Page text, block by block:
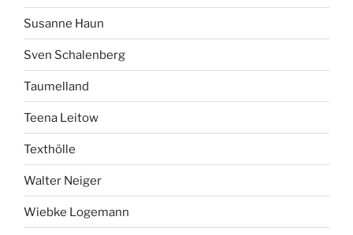
Susanne Haun
Sven Schalenberg
Taumelland
Teena Leitow
Texthölle
Walter Neiger
Wiebke Logemann